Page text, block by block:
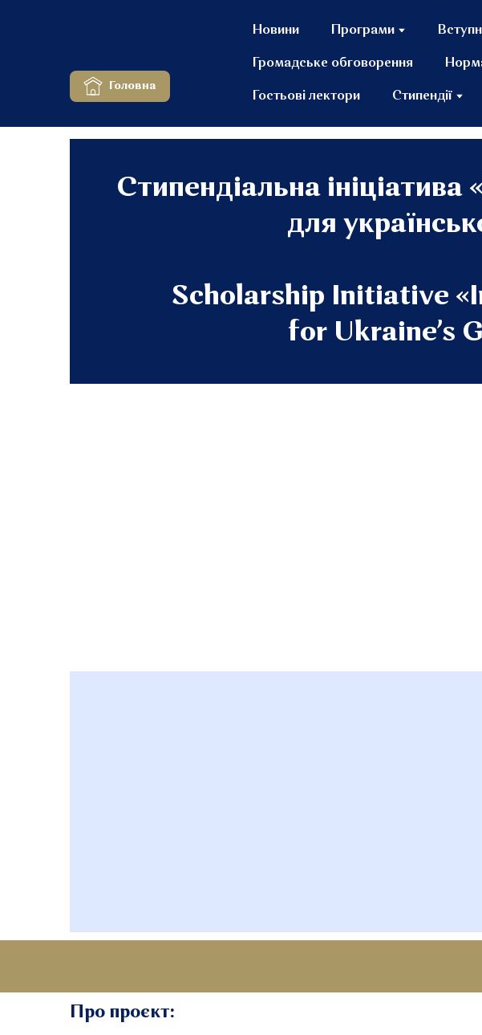
Головна
Новини Програми
Громадське обговорення
Гостьові лектори Стипендії
Стипендіальна ініціатива
для
Scholarship Initiative
for Ukraine’s
Про проєкт: